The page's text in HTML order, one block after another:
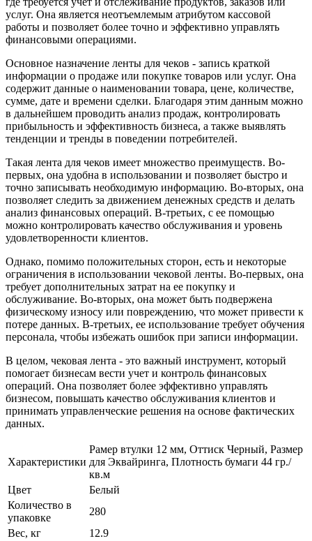
услуг. Она является неотъемлемым атрибутом кассовой
работы и позволяет более точно и эффективно управлять
финансовыми операциями.
Основное назначение ленты для чеков - запись краткой
информации о продаже или покупке товаров или услуг. Она
содержит данные о наименовании товара, цене, количестве,
сумме, дате и времени сделки. Благодаря этим данным можно
в дальнейшем проводить анализ продаж, контролировать
прибыльность и эффективность бизнеса, а также выявлять
тенденции и тренды в поведении потребителей.
Такая лента для чеков имеет множество преимуществ. Во-
первых, она удобна в использовании и позволяет быстро и
точно записывать необходимую информацию. Во-вторых, она
позволяет следить за движением денежных средств и делать
анализ финансовых операций. В-третьих, с ее помощью
можно контролировать качество обслуживания и уровень
удовлетворенности клиентов.
Однако, помимо положительных сторон, есть и некоторые
ограничения в использовании чековой ленты. Во-первых, она
требует дополнительных затрат на ее покупку и
обслуживание. Во-вторых, она может быть подвержена
физическому износу или повреждению, что может привести к
потере данных. В-третьих, ее использование требует обучения
персонала, чтобы избежать ошибок при записи информации.
В целом, чековая лента - это важный инструмент, который
помогает бизнесам вести учет и контроль финансовых
операций. Она позволяет более эффективно управлять
бизнесом, повышать качество обслуживания клиентов и
принимать управленческие решения на основе фактических
данных.
Характеристики
Рамер втулки 12 мм, Оттиск Черный, Размер
для Эквайринга, Плотность бумаги 44 гр./
кв.м
Цвет
Белый
Количество в
упаковке
280
Вес, кг
12.9